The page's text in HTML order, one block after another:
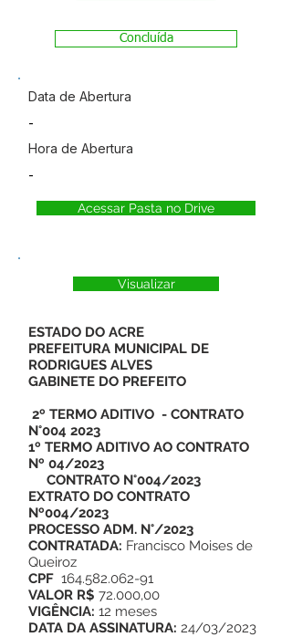
Concluída
Data de Abertura
-
Hora de Abertura
-
Acessar Pasta no Drive
Visualizar
ESTADO DO ACRE
PREFEITURA MUNICIPAL DE
RODRIGUES ALVES
GABINETE DO PREFEITO
2º TERMO ADITIVO - CONTRATO
N°004 2023
1º TERMO ADITIVO AO CONTRATO
Nº 04/2023
CONTRATO N°004/2023
EXTRATO DO CONTRATO
Nº004/2023
PROCESSO ADM. N°/2023
CONTRATADA: Francisco Moises de
Queiroz
CPF 164.582.062-91
VALOR R$ 72.000,00
VIGÊNCIA: 12 meses
DATA DA ASSINATURA: 24/03/2023